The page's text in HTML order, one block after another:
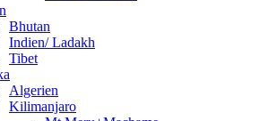
Bhutan
Indien/ Ladakh
Tibet
Algerien
Kilimanjaro